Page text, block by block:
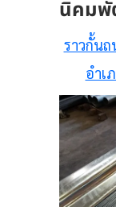
นิคมพั
ราวกั้น
อำเ